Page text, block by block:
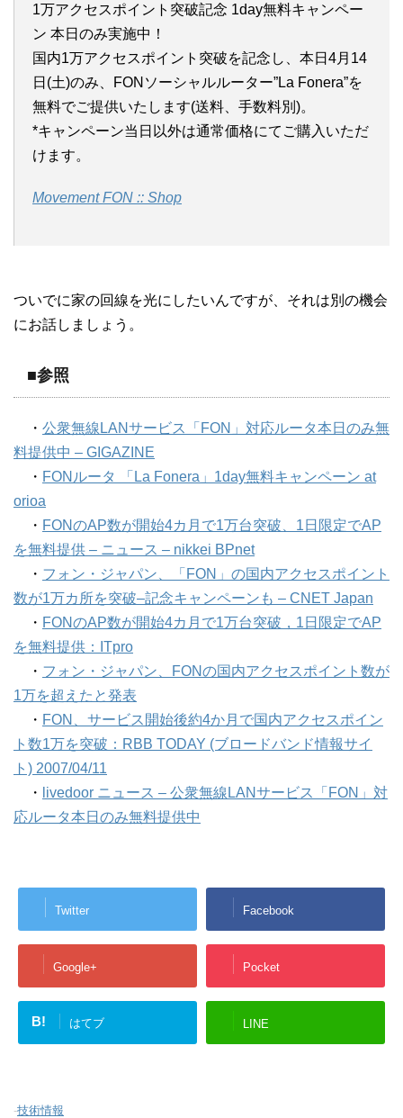
1万アクセスポイント突破記念 1day無料キャンペー
ン 本日のみ実施中！
国内1万アクセスポイント突破を記念し、本日4月14
日(土)のみ、FONソーシャルルーター”La Fonera”を
無料でご提供いたします(送料、手数料別)。
*キャンペーン当日以外は通常価格にてご購入いただ
けます。
Movement FON :: Shop
ついでに家の回線を光にしたいんですが、それは別の機会
にお話しましょう。
■参照
・ 公衆無線LANサービス「FON」対応ルータ本日のみ無
料提供中 – GIGAZINE
・ FONルータ 「La Fonera」1day無料キャンペーン at
orioa
・ FONのAP数が開始4カ月で1万台突破、1日限定でAP
を無料提供 – ニュース – nikkei BPnet
・ フォン・ジャパン、「FON」の国内アクセスポイント
数が1万カ所を突破–記念キャンペーンも – CNET Japan
・ FONのAP数が開始4カ月で1万台突破，1日限定でAP
を無料提供：ITpro
・ フォン・ジャパン、FONの国内アクセスポイント数が
1万を超えたと発表
・ FON、サービス開始後約4か月で国内アクセスポイン
ト数1万を突破：RBB TODAY (ブロードバンド情報サイ
ト) 2007/04/11
・
livedoor ニュース – 公衆無線LANサービス「FON」対
応ルータ本日のみ無料提供中
Twitter Facebook
Google+ Pocket
B! はてブ LINE
-技術情報